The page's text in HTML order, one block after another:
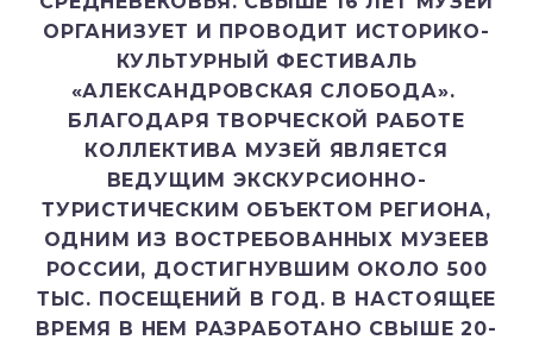
ОРГАНИЗУЕТ И ПРОВОДИТ ИСТОРИКО-
КУЛЬТУРНЫЙ ФЕСТИВАЛЬ
«АЛЕКСАНДРОВСКАЯ СЛОБОДА».
БЛАГОДАРЯ ТВОРЧЕСКОЙ РАБОТЕ
КОЛЛЕКТИВА МУЗЕЙ ЯВЛЯЕТСЯ
ВЕДУЩИМ ЭКСКУРСИОННО-
ТУРИСТИЧЕСКИМ ОБЪЕКТОМ РЕГИОНА,
ОДНИМ ИЗ ВОСТРЕБОВАННЫХ МУЗЕЕВ
РОССИИ, ДОСТИГНУВШИМ ОКОЛО 500
ТЫС. ПОСЕЩЕНИЙ В ГОД. В НАСТОЯЩЕЕ
ВРЕМЯ В НЕМ РАЗРАБОТАНО СВЫШЕ 20-